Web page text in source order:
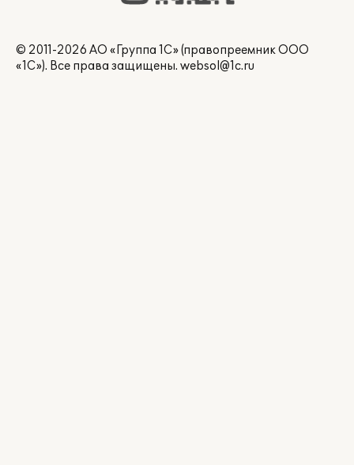
© 2011-2026 АО «Группа 1С» (правопреемник ООО
«1С»). Все права защищены. websol@1c.ru